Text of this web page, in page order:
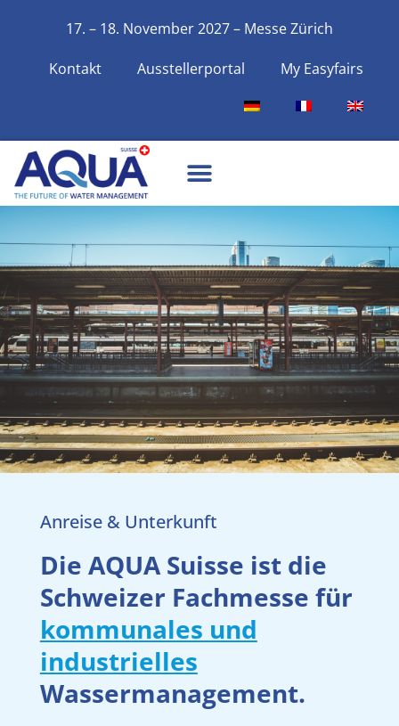
17. – 18. November 2027 – Messe Zürich
Kontakt Ausstellerportal My Easyfairs
Anreise & Unterkunft
Die AQUA Suisse ist die
Schweizer Fachmesse für
kommunales und
industrielles
Wassermanagement.